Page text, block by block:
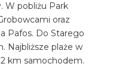
W pobliżu Park
oraz
Pafos. Do Starego
Najbliższe plaże w
2 km samochodem.